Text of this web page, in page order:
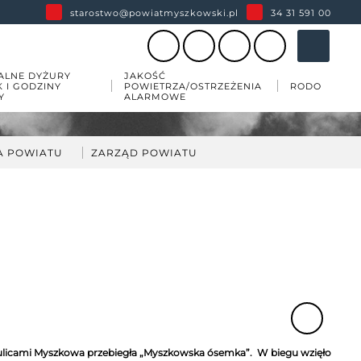
starostwo@powiatmyszkowski.pl 34 31 591 00
DYŻURY
I GODZINY
JAKOŚĆ
POWIETRZA/OSTRZEŻENIA
ALARMOWE
RODO
POWIATU ZARZĄD POWIATU
Myszkowa przebiegła „Myszkowska ósemka”. W biegu wzięło